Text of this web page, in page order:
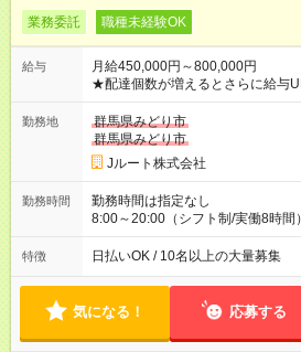
業務委託 職種未経験OK
給与
月給450,000円～800,000円
★配達個数が増えるとさらに給与
ど！ ・主要都市エリア 月収55万円／週5日稼働 月収65万~112
万円／週6日稼働 ・地方郊外エリア 月収40万円／週5日稼働 月
収40万円~50万円／週6日稼働 ＜モデルイメージ＞ ■月収50万
円 (27歳男性/江東区在住)※元建築
(日休み) ■月収80万円(43歳男性/墨田区在住)※元営業 1日200個
勤務地
群馬県みどり市
群馬県みどり市
Jルート株式会社
勤務時間
勤務時間は指定なし
8:00～20:00（シフト制/実働8時
は週4も有り） ※配達状況によっ
案件により多少の前後あり ※配達
特徴 日払いOK / 10名以上の大量募集
気になる！ 応募する